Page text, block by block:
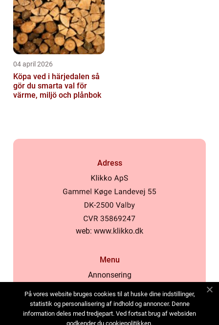
04 april 2026
Köpa ved i härjedalen så
gör du smarta val för
värme, miljö och plånbok
Adress
web: www.klikko.dk
Menu
Annonsering
Cookies
Kontakta oss
På vores website bruges cookies til at huske dine indstillinger,
statistik og personalisering af indhold og annoncer. Denne
information deles med tredjepart. Ved fortsat brug af websiden
godkender du cookiepolitikken.